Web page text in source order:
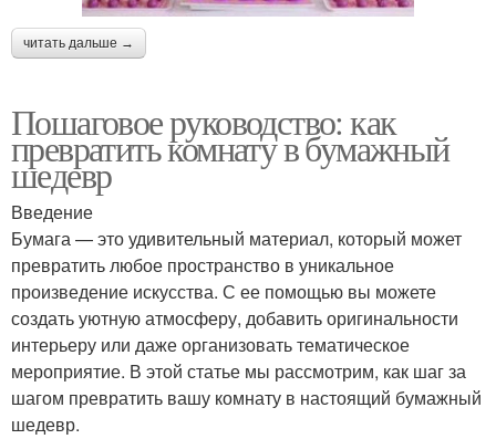
читать дальше →
Пошаговое руководство: как
превратить комнату в бумажный
шедевр
Введение
Бумага — это удивительный материал, который может
превратить любое пространство в уникальное
произведение искусства. С ее помощью вы можете
создать уютную атмосферу, добавить оригинальности
интерьеру или даже организовать тематическое
мероприятие. В этой статье мы рассмотрим, как шаг за
шагом превратить вашу комнату в настоящий бумажный
шедевр.